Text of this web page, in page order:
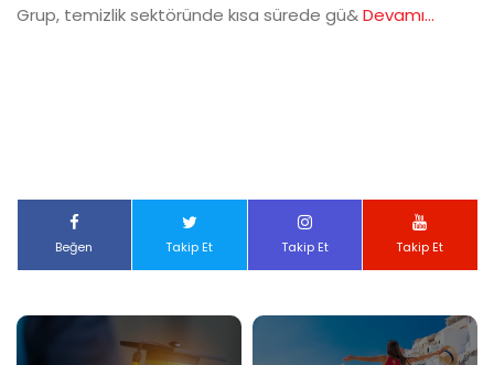
Grup, temizlik sektöründe kısa sürede gü&Devamı...
Beğen Takip Et Takip Et Takip Et